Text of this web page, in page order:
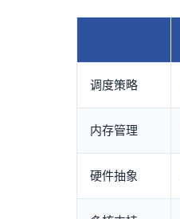
调度策略
内存管理
硬件抽象